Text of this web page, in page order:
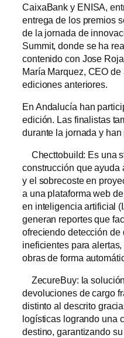
CaixaBank y ENISA,
entrega de los premios
de la jornada de
Summit, donde se ha
contenido con Jose
María Marquez, CEO
ediciones anteriores.
En Andalucía han
edición. Las finalistas
durante la jornada y
Checttobuild: Es una
construcción que ayuda
y el sobrecoste en
a una plataforma web
en inteligencia artificial
generan reportes que
ofreciendo detección
ineficientes para
obras de forma
ZecureBuy: la
devoluciones de cargo
distinto al descrito
logísticas logrando una
destino, garantizando